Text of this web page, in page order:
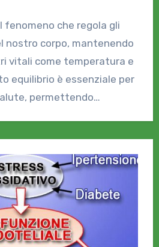
fenomeno che regola gli
nostro corpo, mantenendo
vitali come temperatura e
equilibrio è essenziale per
permettendo…